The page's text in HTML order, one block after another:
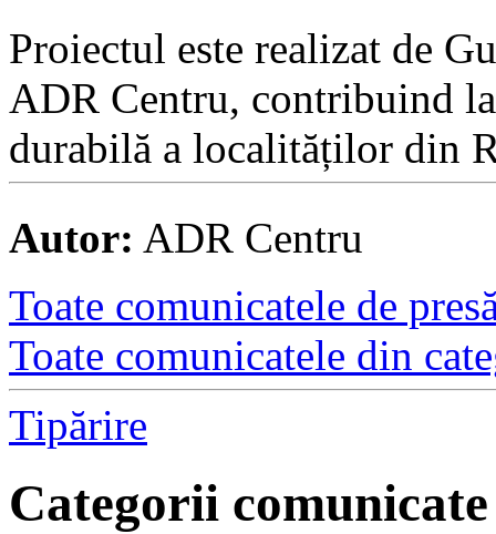
Proiectul este realizat de
ADR Centru, contribuind
durabilă a localităților din
Autor: ADR Centru
Toate comunicatele de
Toate comunicatele din
Tipărire
Categorii comunicate